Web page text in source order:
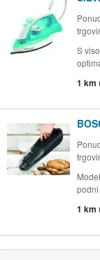
S
1 km
1 km